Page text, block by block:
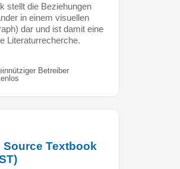
stellt die Beziehungen
in einem visuellen
dar und ist damit eine
Literaturrecherche.
Betreiber
Source Textbook